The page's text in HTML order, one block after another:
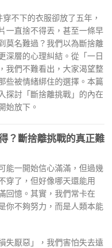
不下的衣服卻放了五年，
一直捨不得丟，甚至一條早
莫名難過？我們以為斷捨離
深層的心理糾結。從「一日
我們不難看出，大家渴望整
些被情緒綁住的選擇。本篇
探討「斷捨離挑戰」的內在
始放下。
？斷捨離挑戰的真正難
能一開始信心滿滿，但過幾
穿了，但好像哪天還能用
回憶。其實，我們常卡在
你不夠努力，而是人類本能
失厭惡」，我們害怕失去遠